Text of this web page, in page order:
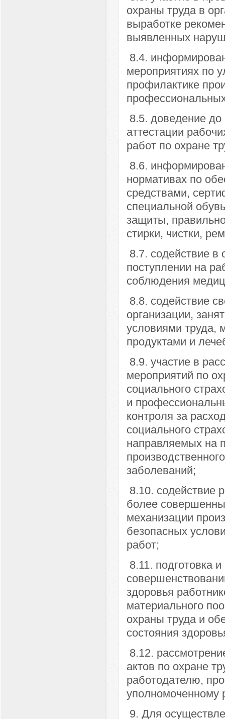
охраны труда в
выработке
выявленных
8.4.
мероприятиях по
профилактике
8.5. доведение до
аттестации
работ по охране
8.6.
нормативах по
средствами,
специальной
защиты,
стирки, чистки,
8.7. содействие в
поступлении на
соблюдения
8.8. содействие
организации,
условиями труда,
продуктами и
8.9. участие в
мероприятий по
социального
и
контроля за
социального
направляемых на
заболеваний;
8.10. содействие
более
механизации
безопасных
работ;
8.11. подготовка
здоровья
материального
охраны труда и
состояния
8.12.
актов по охране
работодателю,
уполномоченному
9. Для